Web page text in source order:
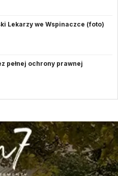
Lekarzy we Wspinaczce (foto)
pełnej ochrony prawnej